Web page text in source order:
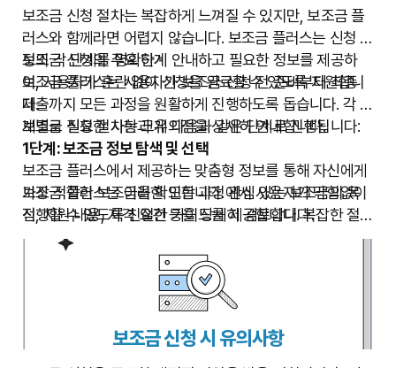
금이 출시되거나, 기존 보조금의 모집 기간이 다가올 때 알
림을 제공하여 중요한 정보를 놓치지 않도록 돕습니다.
자격 요건 분석:검색된 보조금에 대한 상세한 자격 요건을
알기 쉽게 정리하여 제공합니다. 이를 통해 사용자는 자신이
해당 보조금의 수혜 대상인지 빠르게 판단할 수 있습니다.
인기 보조금 및 최신 업데이트:많은 사용자가 관심을 갖는
인기 보조금이나 최근 업데이트된 정보를 별도로 제공하여,
유용한 최신 트렌드를 파악할 수 있습니다.
보조금 신청 절차는 복잡하게 느껴질 수 있지만, 보조금 플
러스와 함께라면 어렵지 않습니다. 보조금 플러스는 신청 과
정의 각 단계를 명확하게 안내하고 필요한 정보를 제공하
여, 사용자가 혼란 없이 신청을 완료할 수 있도록 지원합니
다.
보조금 신청의 주요 단계
보조금 플러스는 사용자가 보조금 신청 전 준비부터 최종
제출까지 모든 과정을 원활하게 진행하도록 돕습니다. 각 단
계별로 필요한 사항과 유의점을 상세히 안내합니다.
보조금 신청 절차는 크게 다음과 같은 단계로 진행됩니다:
1단계: 보조금 정보 탐색 및 선택
보조금 플러스에서 제공하는 맞춤형 정보를 통해 자신에게
가장 적합한 보조금을 확인합니다. 관심 있는 보조금의 목
적, 지원 내용, 자격 요건 등을 상세히 검토합니다.
2단계: 자격 요건 최종 확인
선택한 보조금의 상세 자격 요건을 다시 한번 확인합니다.
소득 기준, 재산 기준, 거주 기간, 가족 구성 등 모든 조건에
부합하는지 신중하게 검토하여 불필요한 신청을 방지합니
3단계: 필요 서류 준비
보조금 플러스는 이러한 모든 과정에서 사용자가 막힘없이
진행할 수 있도록 친절한 가이드를 제공합니다. 복잡한 절차
에 대한 두려움 없이 보조금 혜택을 누릴 수 있도록 적극적
보조금 신청 시 유의사항